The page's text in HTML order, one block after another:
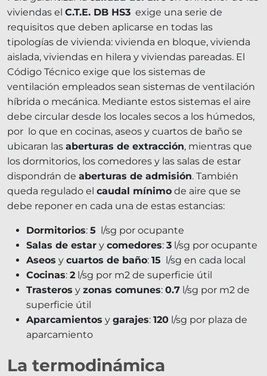
viviendas el C.T.E. DB HS3 exige una serie de
requisitos que deben aplicarse en todas las
tipologías de vivienda: vivienda en bloque, vivienda
aislada, viviendas en hilera y viviendas pareadas. El
Código Técnico exige que los sistemas de
ventilación empleados sean sistemas de ventilación
híbrida o mecánica. Mediante estos sistemas el aire
debe circular desde los locales secos a los húmedos,
por lo que en cocinas, aseos y cuartos de baño se
ubicaran las aberturas de extracción, mientras que
los dormitorios, los comedores y las salas de estar
dispondrán de aberturas de admisión. También
queda regulado el caudal mínimo de aire que se
debe reponer en cada una de estas estancias:
Dormitorios: 5 l/sg por ocupante
Salas de estar y comedores: 3 l/sg por ocupante
Aseos y cuartos de baño: 15 l/sg en cada local
Cocinas: 2 l/sg por m2 de superficie útil
Trasteros y zonas comunes: 0.7 l/sg por m2 de
superficie útil
Aparcamientos y garajes: 120 l/sg por plaza de
aparcamiento
La termodinámica